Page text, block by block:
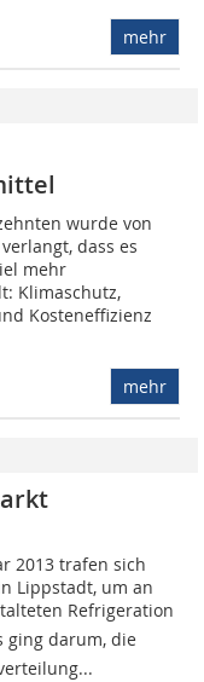
mehr
wurde von
dass es
mehr
Klimaschutz,
Kosteneffizienz
mehr
2013 trafen sich
Lippstadt, um an
Refrigeration
ging darum, die